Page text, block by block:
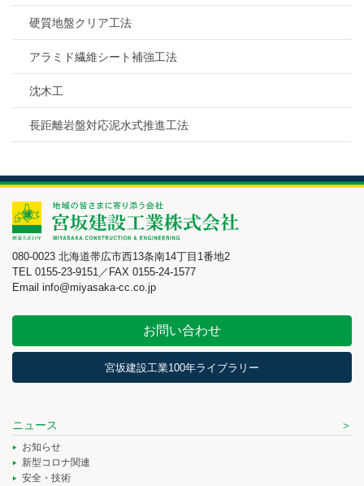
硬質地盤クリア工法
アラミド繊維シート補強工法
沈木工
長距離岩盤対応泥水式推進工法
080-0023 北海道帯広市西13条南14丁目1番地2
TEL 0155-23-9151／FAX 0155-24-1577
Email info@miyasaka-cc.co.jp
お問い合わせ
宮坂建設工業100年ライブラリー
ニュース
お知らせ
新型コロナ関連
安全・技術